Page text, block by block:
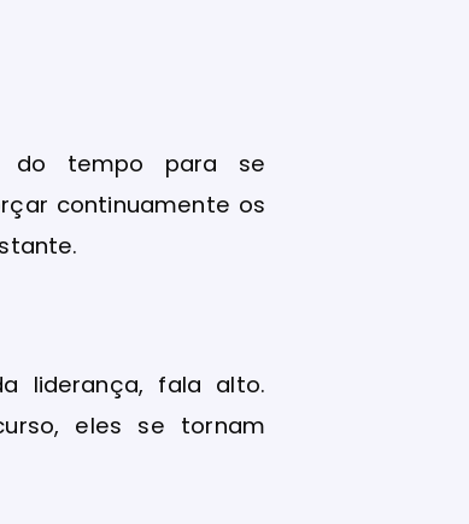
do tempo para se
continuamente os
liderança, fala alto.
eles se tornam